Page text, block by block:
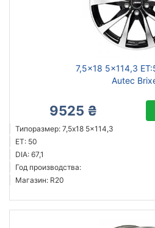
7,5x18 5x114,3
Autec
9525 ₴
Типоразмер: 7,5x18 5x114,3
ET: 50
DIA: 67,1
Год производства:
Магазин: R20